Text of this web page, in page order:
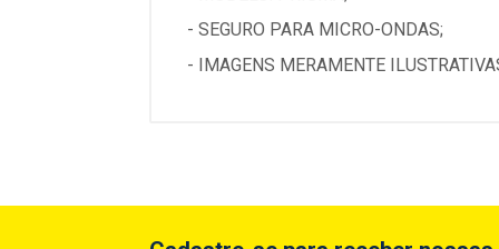
- SEGURO PARA MICRO-ONDAS;
- IMAGENS MERAMENTE